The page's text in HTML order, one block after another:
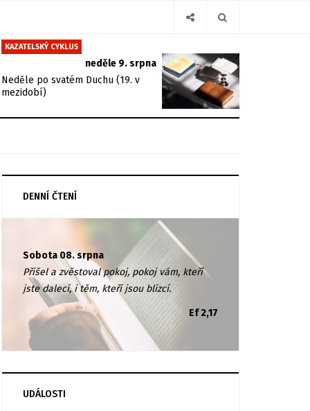
KAZATELSKÝ CYKLUS
neděle 9. srpna
Neděle po svatém Duchu (19. v
mezidobí)
DENNÍ ČTENÍ
Sobota 08. srpna
Přišel a zvěstoval pokoj, pokoj vám, kteří
jste dalecí, i těm, kteří jsou blízcí.
Ef 2,17
UDÁLOSTI